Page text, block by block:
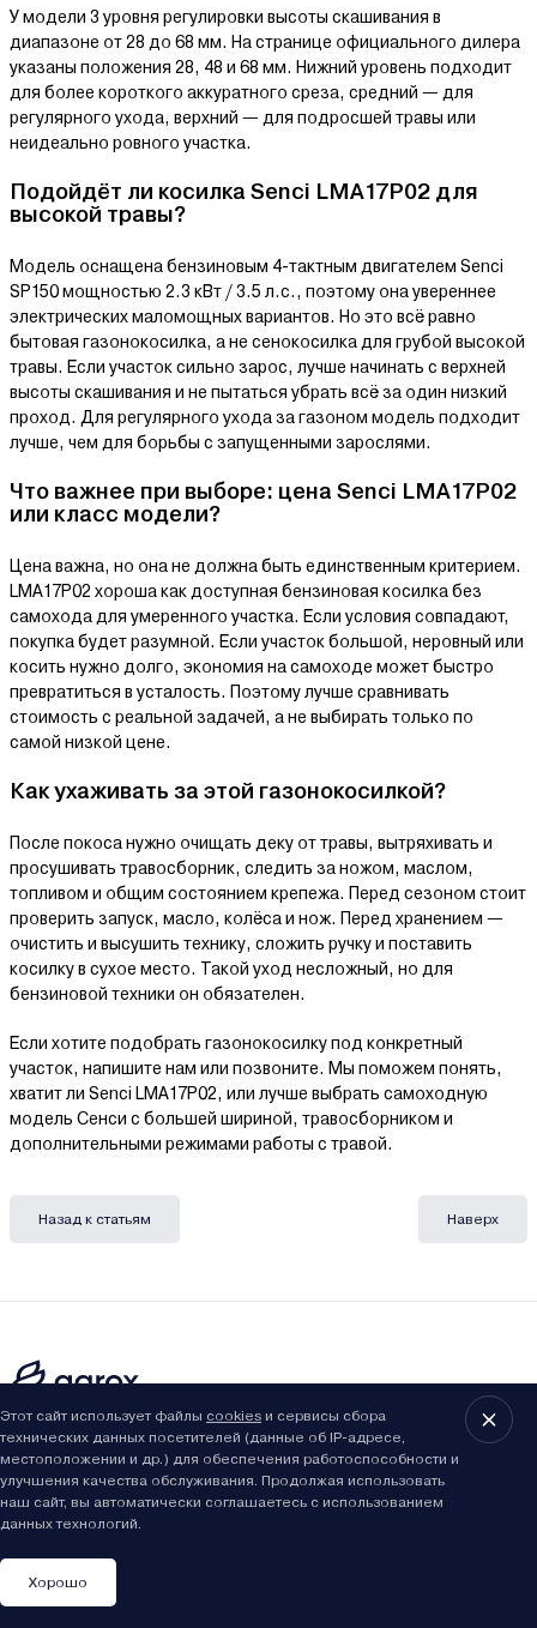
Каталог Сравнить
У модели 3 уровня регулировки высоты скашивания в
диапазоне от 28 до 68 мм. На странице официального дилера
указаны положения 28, 48 и 68 мм. Нижний уровень подходит
для более короткого аккуратного среза, средний — для
регулярного ухода, верхний — для подросшей травы или
неидеально ровного участка.
Подойдёт ли косилка Senci LMA17P02 для
высокой травы?
Модель оснащена бензиновым 4-тактным двигателем Senci
SP150 мощностью 2.3 кВт / 3.5 л.с., поэтому она увереннее
электрических маломощных вариантов. Но это всё равно
бытовая газонокосилка, а не сенокосилка для грубой высокой
травы. Если участок сильно зарос, лучше начинать с верхней
высоты скашивания и не пытаться убрать всё за один низкий
проход. Для регулярного ухода за газоном модель подходит
лучше, чем для борьбы с запущенными зарослями.
Что важнее при выборе: цена Senci LMA17P02
или класс модели?
Цена важна, но она не должна быть единственным критерием.
LMA17P02 хороша как доступная бензиновая косилка без
самохода для умеренного участка. Если условия совпадают,
покупка будет разумной. Если участок большой, неровный или
косить нужно долго, экономия на самоходе может быстро
превратиться в усталость. Поэтому лучше сравнивать
стоимость с реальной задачей, а не выбирать только по
самой низкой цене.
Как ухаживать за этой газонокосилкой?
После покоса нужно очищать деку от травы, вытряхивать и
просушивать травосборник, следить за ножом, маслом,
топливом и общим состоянием крепежа. Перед сезоном стоит
проверить запуск, масло, колёса и нож. Перед хранением —
очистить и высушить технику, сложить ручку и поставить
косилку в сухое место. Такой уход несложный, но для
бензиновой техники он обязателен.
Если хотите подобрать газонокосилку под конкретный
участок, напишите нам или позвоните. Мы поможем понять,
хватит ли Senci LMA17P02, или лучше выбрать самоходную
модель Сенси с большей шириной, травосборником и
дополнительными режимами работы с травой.
Назад к статьям Наверх
Этот сайт использует файлы cookies и сервисы сбора
технических данных посетителей (данные об IP-адресе,
местоположении и др.) для обеспечения работоспособности и
улучшения качества обслуживания. Продолжая использовать
наш сайт, вы автоматически соглашаетесь с использованием
данных технологий.
Хорошо
8 (029) 614-16-16
Интернет-магазин,
09:00 - 20:00 ежедневно
8 (017) 310-16-16
09:00 - 15:00 СБ
Заказать звонок